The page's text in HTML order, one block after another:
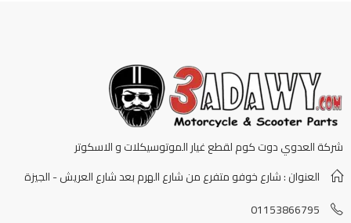
شركة العدوي دوت كوم لقطع غيار الموتوسيكلات و الاسكوتر
العنوان : شارع خوفو متفرع من شارع الهرم بعد شارع العريش - الجيزة
01153866795